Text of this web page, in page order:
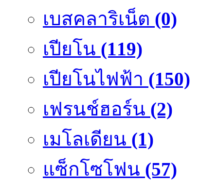
เบสคลาริเน็ต (0)
เปียโน (119)
เปียโนไฟฟ้า (150)
เฟรนช์ฮอร์น (2)
เมโลเดียน (1)
แซ็กโซโฟน (57)